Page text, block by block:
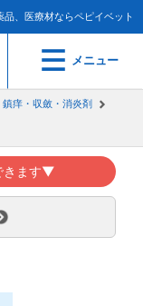
品、医療材ならペピイベット
メニュー
鎮痒・収斂・消炎剤
きます▼